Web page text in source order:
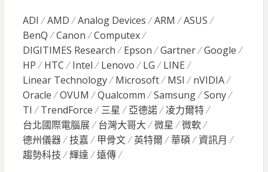
ADI AMD Analog Devices ARM
ASUS
BenQ
Canon
Computex
DIGITIMES Research
Epson Gartner
Google
HP
HTC Intel Lenovo LG
LINE
Linear Technology
Microsoft MSI
nVIDIA
Oracle
OVUM Qualcomm Samsung
Sony
TI
TrendForce 三星 亞德諾
凌力爾特
台北國際電腦展
台灣大哥大 微星
微軟
德州儀器
技嘉 甲骨文 英特爾 華碩
資訊月
趨勢科技
輝達 遠傳